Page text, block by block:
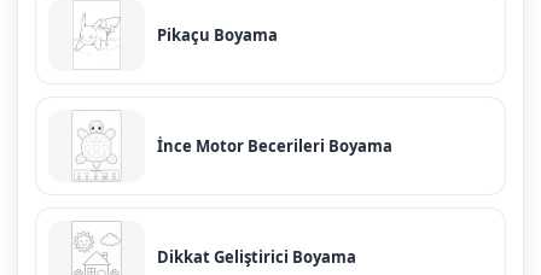
Pikaçu Boyama
İnce Motor Becerileri Boyama
Dikkat Geliştirici Boyama